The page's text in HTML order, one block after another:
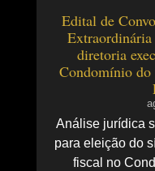
Edital de
diretoria
Condomínio
Análise jurídica
para eleição do
fiscal no